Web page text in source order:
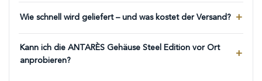
Wie schnell wird geliefert – und was kostet der Versand?
Kann ich die ANTARÈS Gehäuse Steel Edition vor Ort
anprobieren?